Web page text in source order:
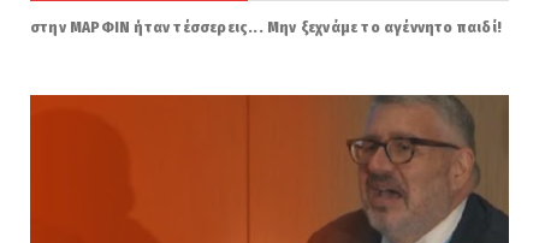
στην ΜΑΡΦΙΝ ήταν τέσσερεις... Μην ξεχνάμε το αγέννητο παιδί!